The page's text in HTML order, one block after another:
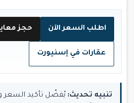
اطلب السعر الآن حجز
عقارات في إسنيورت
تنبيه تحديث: يُفضّل تأكيد السعر